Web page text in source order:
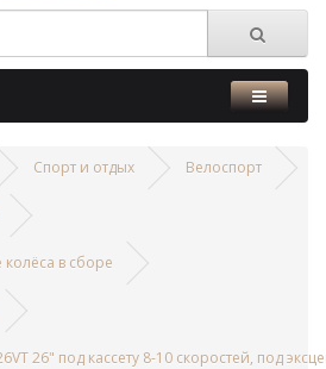
Спорт и отдых Велоспорт
в сборе
26" под кассету 8-10 скоростей, под